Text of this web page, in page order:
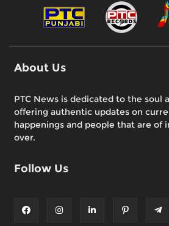
About Us
PTC News is dedicated to the soul
offering authentic updates on
happenings and people that are of
over.
Follow Us